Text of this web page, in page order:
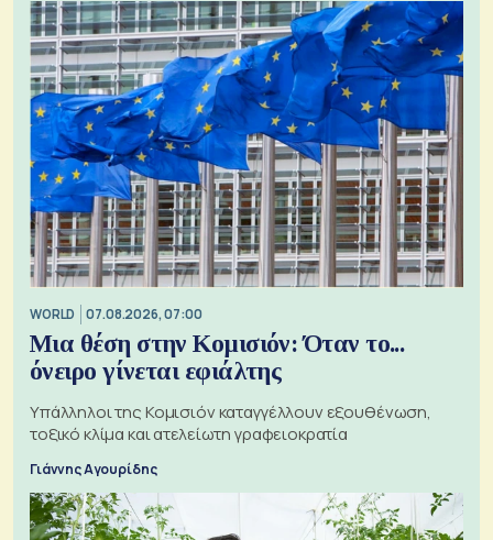
WORLD 07.08.2026, 07:00
Μια θέση στην Κομισιόν: Όταν το...
όνειρο γίνεται εφιάλτης
Υπάλληλοι της Κομισιόν καταγγέλλουν εξουθένωση,
τοξικό κλίμα και ατελείωτη γραφειοκρατία
Γιάννης Αγουρίδης